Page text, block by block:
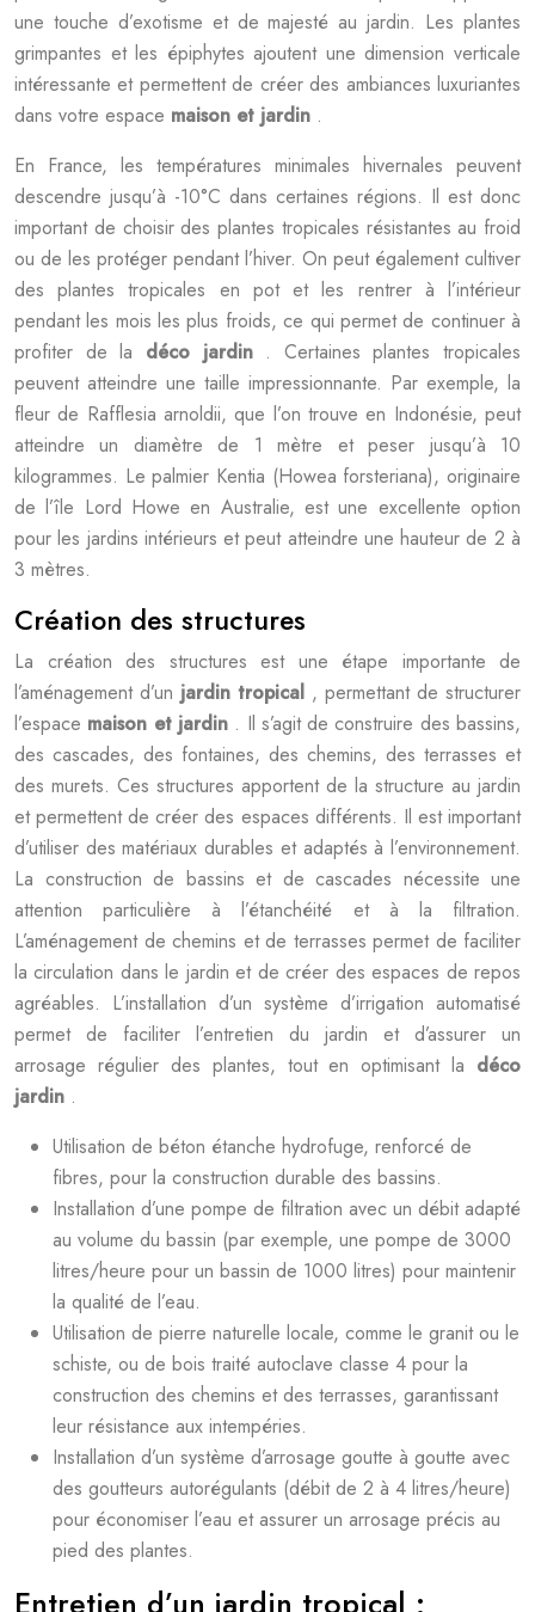
une touche d’exotisme et de majesté au jardin. Les plantes
grimpantes et les épiphytes ajoutent une dimension verticale
intéressante et permettent de créer des ambiances luxuriantes
dans votre espace maison et jardin .
En France, les températures minimales hivernales peuvent
descendre jusqu’à -10°C dans certaines régions. Il est donc
important de choisir des plantes tropicales résistantes au froid
ou de les protéger pendant l’hiver. On peut également cultiver
des plantes tropicales en pot et les rentrer à l’intérieur
pendant les mois les plus froids, ce qui permet de continuer à
profiter de la déco jardin . Certaines plantes tropicales
peuvent atteindre une taille impressionnante. Par exemple, la
fleur de Rafflesia arnoldii, que l’on trouve en Indonésie, peut
atteindre un diamètre de 1 mètre et peser jusqu’à 10
kilogrammes. Le palmier Kentia (Howea forsteriana), originaire
de l’île Lord Howe en Australie, est une excellente option
pour les jardins intérieurs et peut atteindre une hauteur de 2 à
3 mètres.
Création des structures
La création des structures est une étape importante de
l’aménagement d’un jardin tropical , permettant de structurer
l’espace maison et jardin . Il s’agit de construire des bassins,
des cascades, des fontaines, des chemins, des terrasses et
des murets. Ces structures apportent de la structure au jardin
et permettent de créer des espaces différents. Il est important
d’utiliser des matériaux durables et adaptés à l’environnement.
La construction de bassins et de cascades nécessite une
attention particulière à l’étanchéité et à la filtration.
L’aménagement de chemins et de terrasses permet de faciliter
la circulation dans le jardin et de créer des espaces de repos
agréables. L’installation d’un système d’irrigation automatisé
permet de faciliter l’entretien du jardin et d’assurer un
arrosage régulier des plantes, tout en optimisant la déco
jardin .
Utilisation de béton étanche hydrofuge, renforcé de
fibres, pour la construction durable des bassins.
Installation d’une pompe de filtration avec un débit adapté
au volume du bassin (par exemple, une pompe de 3000
litres/heure pour un bassin de 1000 litres) pour maintenir
la qualité de l’eau.
Utilisation de pierre naturelle locale, comme le granit ou le
schiste, ou de bois traité autoclave classe 4 pour la
construction des chemins et des terrasses, garantissant
leur résistance aux intempéries.
Installation d’un système d’arrosage goutte à goutte avec
des goutteurs autorégulants (débit de 2 à 4 litres/heure)
pour économiser l’eau et assurer un arrosage précis au
pied des plantes.